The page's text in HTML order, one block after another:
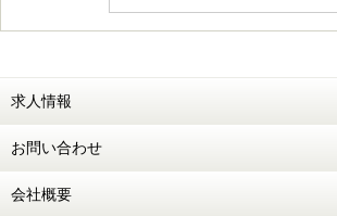
求人情報
お問い合わせ
会社概要